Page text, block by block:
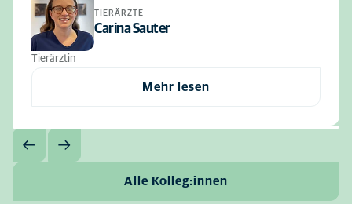
TIERÄRZTE
Carina Sauter
Tierärztin
Mehr lesen
Alle Kolleg:innen